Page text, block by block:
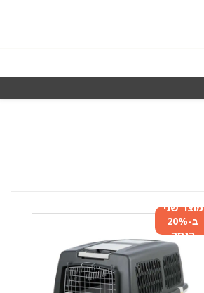
מוצר שני
ב-20%
הנחה